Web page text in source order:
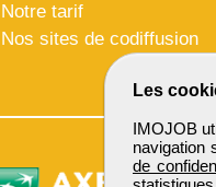
Les
IMOJOB
navigation
de
Notre tarif
Nos sites de codiffusion